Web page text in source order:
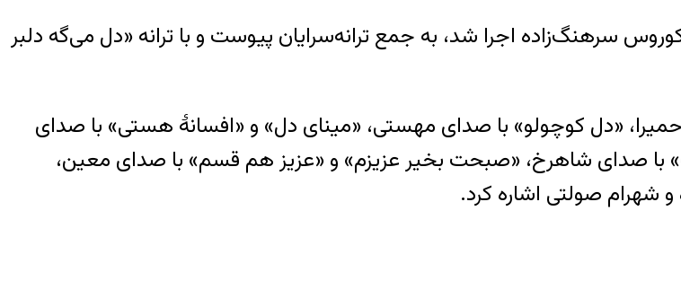
که توسط کوروس سرهنگ‌زاده اجرا شد، به جمع ترانه‌سرایان پیوست و با ترانه «دل می‌گه دلبر
«دل کوچولو» با صدای مهستی، «مینای دل» و «افسانهٔ هستی» با صدای
با صدای شاهرخ، «صبحت بخیر عزیزم» و «عزیز هم قسم» با صدای معین،
شهرام صولتی اشاره کرد.